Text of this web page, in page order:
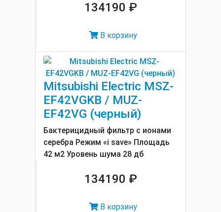
134190 ₽
В корзину
Mitsubishi Electric MSZ-
EF42VGKB / MUZ-
EF42VG (черный)
Бактерицидный фильтр с ионами
серебра Режим «i save» Площадь
42 м2 Уровень шума 28 дб
134190 ₽
В корзину